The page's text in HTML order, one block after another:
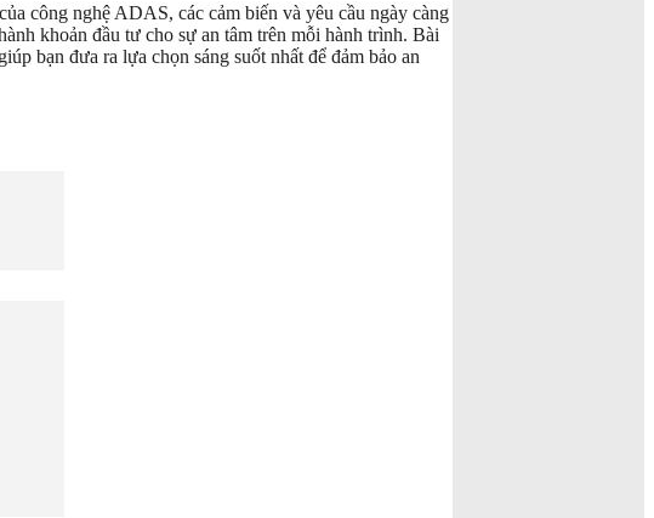
công nghệ ADAS, các cảm biến và yêu cầu ngày càng
khoản đầu tư cho sự an tâm trên mỗi hành trình. Bài
bạn đưa ra lựa chọn sáng suốt nhất để đảm bảo an